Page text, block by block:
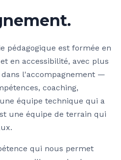
pédagogique est formée en
en accessibilité, avec plus
l'accompagnement —
coaching,
équipe technique qui a
une équipe de terrain qui
qui nous permet